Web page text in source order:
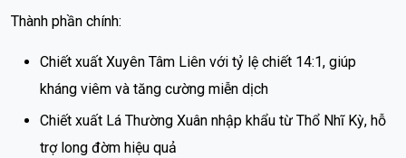
Thành phần chính:
Chiết xuất Xuyên Tâm Liên với tỷ lệ chiết 14:1, giúp
kháng viêm và tăng cường miễn dịch
Chiết xuất Lá Thường Xuân nhập khẩu từ Thổ Nhĩ Kỳ, hỗ
trợ long đờm hiệu quả